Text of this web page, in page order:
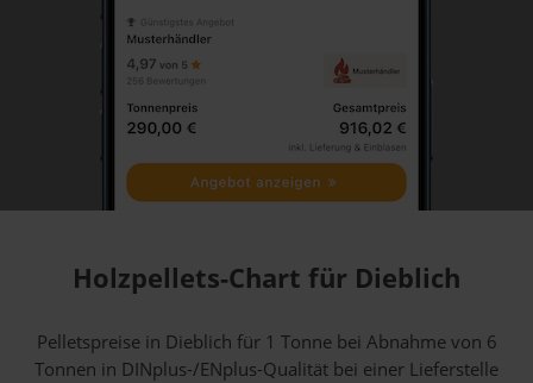
Holzpellets-Chart für Dieblich
Pelletspreise in Dieblich für 1 Tonne bei Abnahmevon 6
Tonnen in DINplus-/ENplus-Qualität bei einer Lieferstelle